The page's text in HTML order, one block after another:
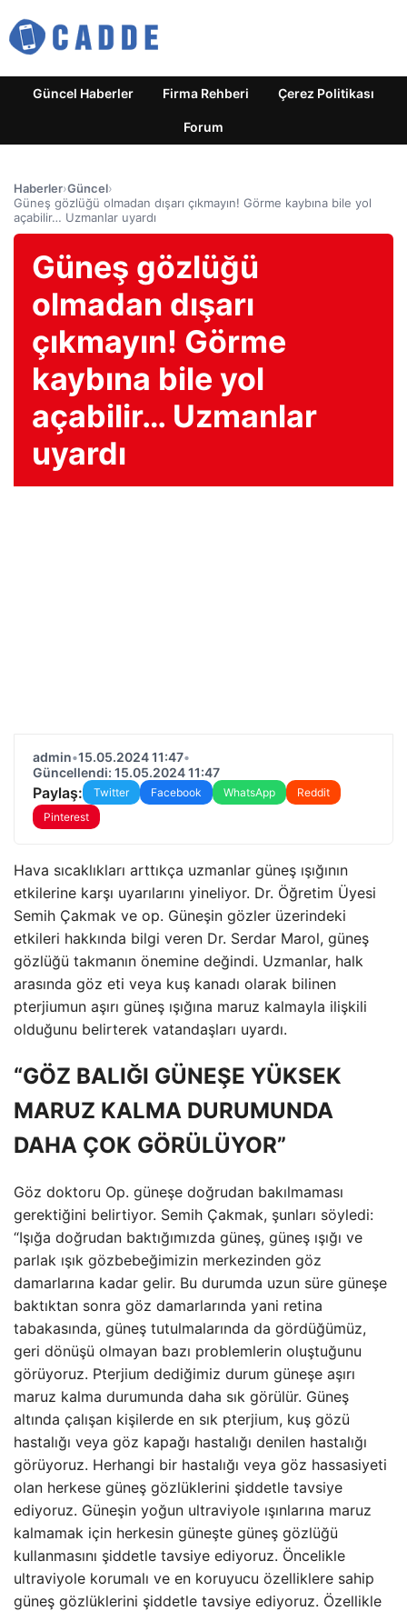
Güncel Haberler Firma Rehberi Çerez Politikası
Forum
Haberler›Güncel›
Güneş gözlüğü olmadan dışarı çıkmayın! Görme kaybına bile yol
açabilir… Uzmanlar uyardı
Güneş gözlüğü
olmadan dışarı
çıkmayın! Görme
kaybına bile yol
açabilir… Uzmanlar
uyardı
admin•15.05.2024 11:47•
Güncellendi: 15.05.2024 11:47
Paylaş: Twitter Facebook WhatsApp
Reddit
Pinterest
Hava sıcaklıkları arttıkça uzmanlar güneş ışığının
etkilerine karşı uyarılarını yineliyor. Dr. Öğretim Üyesi
Semih Çakmak ve op. Güneşin gözler üzerindeki
etkileri hakkında bilgi veren Dr. Serdar Marol, güneş
gözlüğü takmanın önemine değindi. Uzmanlar, halk
arasında göz eti veya kuş kanadı olarak bilinen
pterjiumun aşırı güneş ışığına maruz kalmayla ilişkili
olduğunu belirterek vatandaşları uyardı.
“GÖZ BALIĞI GÜNEŞE YÜKSEK
MARUZ KALMA DURUMUNDA
DAHA ÇOK GÖRÜLÜYOR”
Göz doktoru Op. güneşe doğrudan bakılmaması
gerektiğini belirtiyor. Semih Çakmak, şunları söyledi:
“Işığa doğrudan baktığımızda güneş, güneş ışığı ve
parlak ışık gözbebeğimizin merkezinden göz
damarlarına kadar gelir. Bu durumda uzun süre güneşe
baktıktan sonra göz damarlarında yani retina
tabakasında, güneş tutulmalarında da gördüğümüz,
geri dönüşü olmayan bazı problemlerin oluştuğunu
görüyoruz. Pterjium dediğimiz durum güneşe aşırı
maruz kalma durumunda daha sık görülür. Güneş
altında çalışan kişilerde en sık pterjium, kuş gözü
hastalığı veya göz kapağı hastalığı denilen hastalığı
görüyoruz. Herhangi bir hastalığı veya göz hassasiyeti
olan herkese güneş gözlüklerini şiddetle tavsiye
ediyoruz. Güneşin yoğun ultraviyole ışınlarına maruz
kalmamak için herkesin güneşte güneş gözlüğü
kullanmasını şiddetle tavsiye ediyoruz. Öncelikle
ultraviyole korumalı ve en koruyucu özelliklere sahip
güneş gözlüklerini şiddetle tavsiye ediyoruz. Özellikle